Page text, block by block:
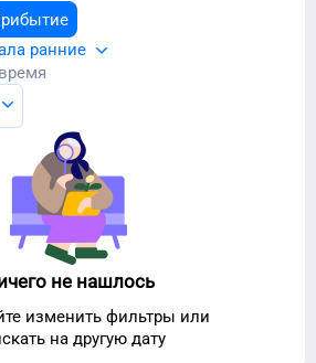
ранние
не нашлось
изменить фильтры или
на другую дату